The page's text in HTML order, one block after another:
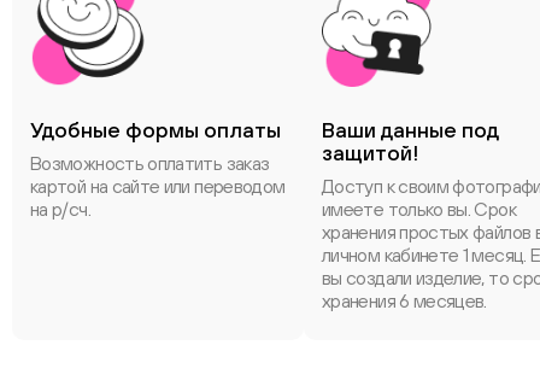
Удобные формы оплаты
Возможность оплатить заказ
картой на сайте или переводом
на р/сч.
Ваши данные под
защитой!
Доступ к своим
имеете только вы. Срок
хранения простых файлов
личном кабинете 1 месяц.
вы создали изделие, то
хранения 6 месяцев.